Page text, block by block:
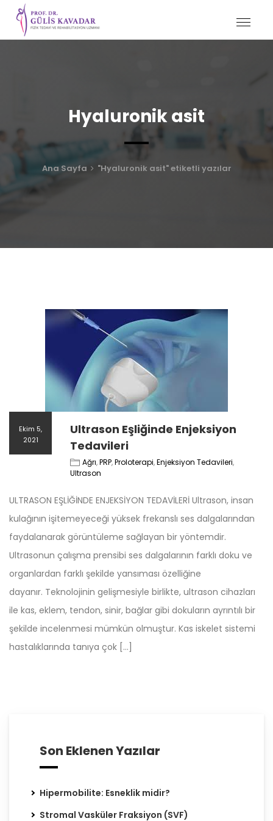
Hyaluronik asit
Ana Sayfa "Hyaluronik asit" etiketli yazılar
Ekim 5,
2021
Ultrason Eşliğinde Enjeksiyon
Tedavileri
Ağrı,PRP,Proloterapi,Enjeksiyon Tedavileri,
Ultrason
ULTRASON EŞLİĞİNDE ENJEKSİYON TEDAVİLERİ Ultrason, insan
kulağının işitemeyeceği yüksek frekanslı ses dalgalarından
faydalanarak görüntüleme sağlayan bir yöntemdir.
Ultrasonun çalışma prensibi ses dalgalarının farklı doku ve
organlardan farklı şekilde yansıması özelliğine
dayanır. Teknolojinin gelişmesiyle birlikte, ultrason cihazları
ile kas, eklem, tendon, sinir, bağlar gibi dokuların ayrıntılı bir
şekilde incelenmesi mümkün olmuştur. Kas iskelet sistemi
hastalıklarında tanıya çok […]
Son Eklenen Yazılar
Hipermobilite: Esneklik midir?
Stromal Vasküler Fraksiyon (SVF)